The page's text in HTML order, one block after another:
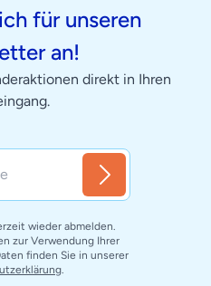
für unseren
an!
direkt in Ihren
wieder abmelden.
zur Verwendung Ihrer
finden Sie in unserer
.